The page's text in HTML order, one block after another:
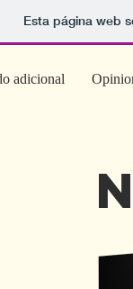
Esta página web
adicional